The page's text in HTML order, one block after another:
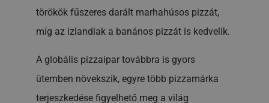
törökök fűszeres darált marhahúsos pizzát,
míg az izlandiak a banános pizzát is kedvelik.
A globális pizzaipar továbbra is gyors
ütemben növekszik, egyre több pizzamárka
terjeszkedése figyelhető meg a világ